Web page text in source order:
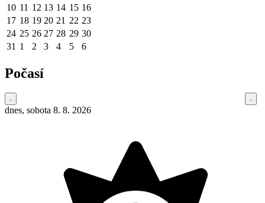
10 11 12 13 14 15 16
17 18 19 20 21 22 23
24 25 26 27 28 29 30
31 1 2 3 4 5 6
Počasí
dnes, sobota 8. 8. 2026